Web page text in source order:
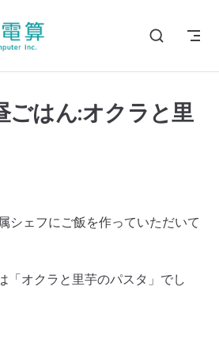
ごはん:オクラと里
シェフにご飯を作っていただいて
「オクラと里芋のパスタ」でし